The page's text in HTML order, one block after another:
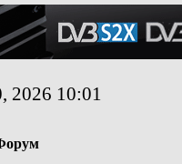
2026 10:01